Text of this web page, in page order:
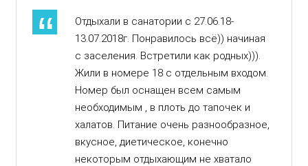
Отдыхали в санатории с 27.06.18-
13.07.2018г. Понравилось всё)) начиная
с заселения. Встретили как родных))).
Жили в номере 18 с отдельным входом.
Номер был оснащен всем самым
необходимым , в плоть до тапочек и
халатов. Питание очень разнообразное,
вкусное, диетическое, конечно
некоторым отдыхающим не хватало